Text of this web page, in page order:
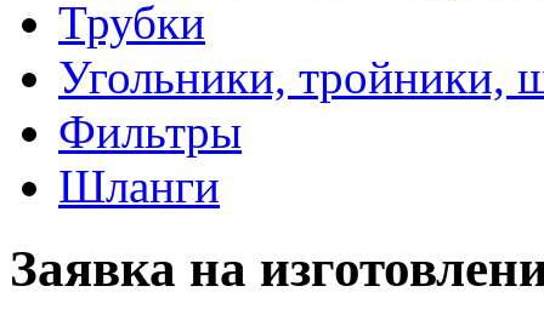
Трубки
Угольники, тройники,
Фильтры
Шланги
Заявка на